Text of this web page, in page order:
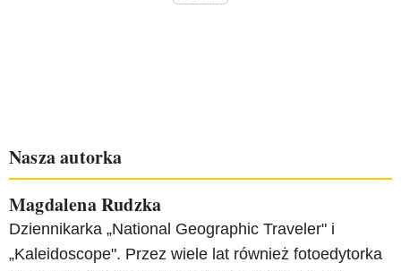
Nasza autorka
Magdalena Rudzka
Dziennikarka „National Geographic Traveler" i
„Kaleidoscope". Przez wiele lat również fotoedytorka